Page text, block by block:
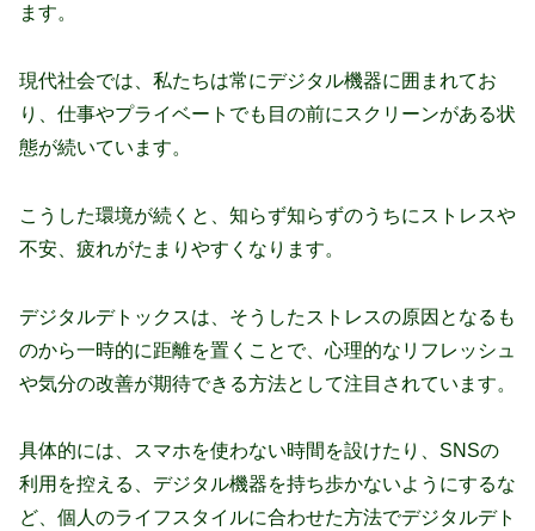
ます。
現代社会では、私たちは常にデジタル機器に囲まれてお
り、仕事やプライベートでも目の前にスクリーンがある状
態が続いています。
こうした環境が続くと、知らず知らずのうちにストレスや
不安、疲れがたまりやすくなります。
デジタルデトックスは、そうしたストレスの原因となるも
のから一時的に距離を置くことで、心理的なリフレッシュ
や気分の改善が期待できる方法として注目されています。
具体的には、スマホを使わない時間を設けたり、SNSの
利用を控える、デジタル機器を持ち歩かないようにするな
ど、個人のライフスタイルに合わせた方法でデジタルデト